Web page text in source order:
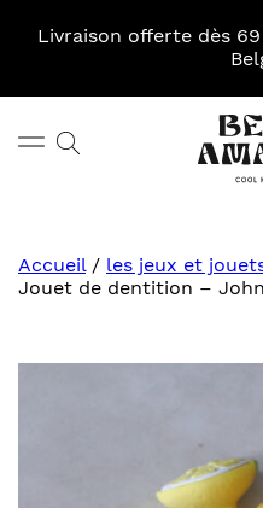
Livraison offerte dès
Rechercher
Accueil/ les jeux et
Jouet de dentition –